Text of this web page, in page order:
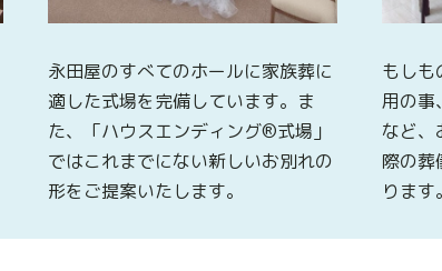
永田屋のすべてのホールに家族葬に
適した式場を完備しています。ま
た、「ハウスエンディング®式場」
ではこれまでにない新しいお別れの
形をご提案いたします。
もしも
用の事
など、
際の葬
ります